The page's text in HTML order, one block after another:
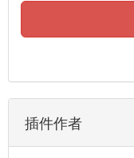
插件作者